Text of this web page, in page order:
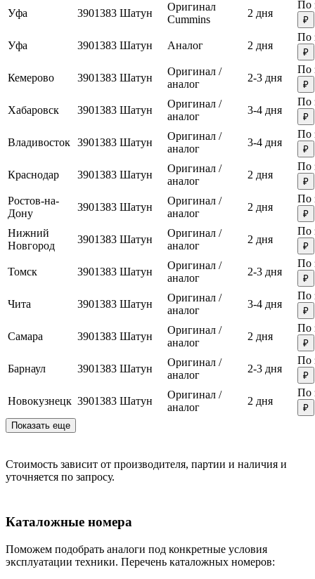
Уфа 3901383 Шатун
Оригинал
Cummins
2 дня
По
₽
Уфа 3901383 Шатун Аналог 2 дня
По
₽
Кемерово 3901383 Шатун
Оригинал /
аналог
2-3 дня
По
₽
Хабаровск 3901383 Шатун
Оригинал /
аналог
3-4 дня
По
₽
Владивосток 3901383 Шатун
Оригинал /
аналог
3-4 дня
По
₽
Краснодар 3901383 Шатун
Оригинал /
аналог
2 дня
По
₽
Ростов-на-
Дону
3901383 Шатун
Оригинал /
аналог
2 дня
По
₽
Нижний
Новгород
3901383 Шатун
Оригинал /
аналог
2 дня
По
₽
Томск 3901383 Шатун
Оригинал /
аналог
2-3 дня
По
₽
Чита 3901383 Шатун
Оригинал /
аналог
3-4 дня
По
₽
Самара 3901383 Шатун
Оригинал /
аналог
2 дня
По
₽
Барнаул 3901383 Шатун
Оригинал /
аналог
2-3 дня
По
₽
Новокузнецк 3901383 Шатун
Оригинал /
аналог
2 дня
По
₽
Показать еще
Стоимость зависит от производителя, партии и наличия и
уточняется по запросу.
Каталожные номера
Поможем подобрать аналоги под конкретные условия
эксплуатации техники. Перечень каталожных номеров: